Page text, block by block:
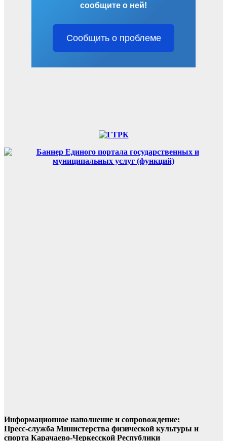
сообщите о ней!
Сообщить о проблеме
Информационное наполнение и сопровождение:
Пресс-служба Министерства физической культуры и
спорта Карачаево-Черкесской Республики